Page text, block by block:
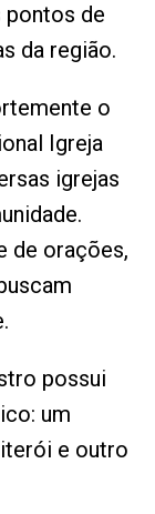
pontos de
da região.
o
Igreja
igrejas
de orações,
possui
um
e outro